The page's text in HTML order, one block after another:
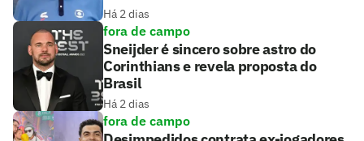
Há 2 dias
fora de campo
Sneijder é sincero sobre astro do
Corinthians e revela proposta do
Brasil
Há 2 dias
fora de campo